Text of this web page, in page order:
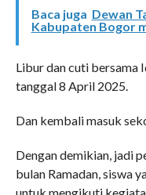
Baca juga Dewan
Kabupaten Bogor
Libur dan cuti bersama
tanggal 8 April 2025.
Dan kembali masuk
Dengan demikian, jadi
bulan Ramadan, siswa